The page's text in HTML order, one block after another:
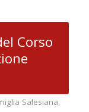
Corso
Salesiana,